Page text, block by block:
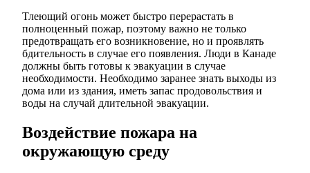
Тлеющий огонь может быстро перерастать в
полноценный пожар, поэтому важно не только
предотвращать его возникновение, но и проявлять
бдительность в случае его появления. Люди в Канаде
должны быть готовы к эвакуации в случае
необходимости. Необходимо заранее знать выходы из
дома или из здания, иметь запас продовольствия и
воды на случай длительной эвакуации.
Воздействие пожара на
окружающую среду